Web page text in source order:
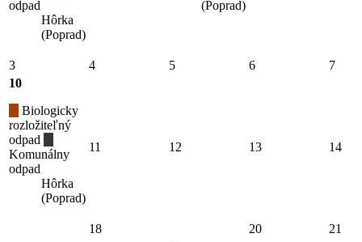
odpad
Hôrka
(Poprad)
(Poprad)
3 4 5 6
7
10
Biologicky
rozložiteľný
odpad
Komunálny
odpad
Hôrka
(Poprad)
11 12 13 14
18
20
21